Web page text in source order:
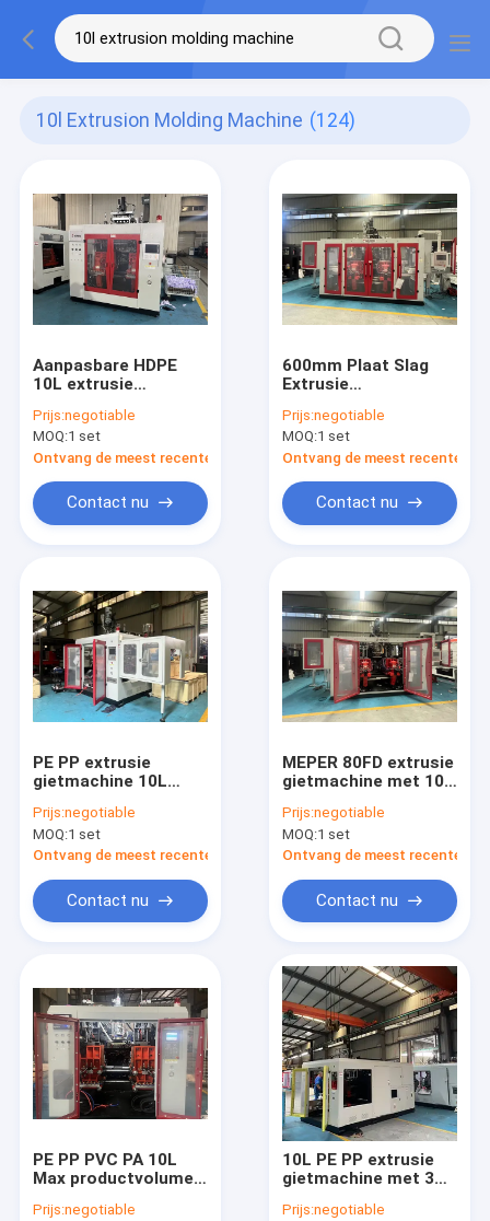
10l Extrusion Molding Machine (124)
Aanpasbare HDPE
10L extrusie
hoge efficiëntie
Prijs:negotiable
MOQ:1 set
Ontvang de meest recente Prijs
Contact nu
600mm Plaat Slag
Extrusie
150KN
Vormklemmkracht En
10L Max.
Productvolume
Prijs:negotiable
MOQ:1 set
Ontvang de meest recente
Contact nu
PE PP extrusie
gietmachine 10L
Prijs:negotiable
MOQ:1 set
Ontvang de meest recente Prijs
Contact nu
MEPER 80FD extrusie
gietmachine met 10L
plaat slag 600mm
Prijs:negotiable
MOQ:1 set
Ontvang de meest recente
Contact nu
PE PP PVC PA 10L
Max productvolume
Prijs:negotiable
10L PE PP extrusie
gietmachine met 3
Prijs:negotiable